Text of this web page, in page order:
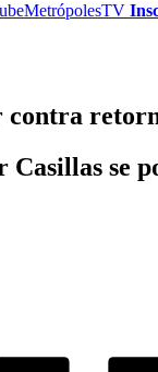
MetrópolesTV
se